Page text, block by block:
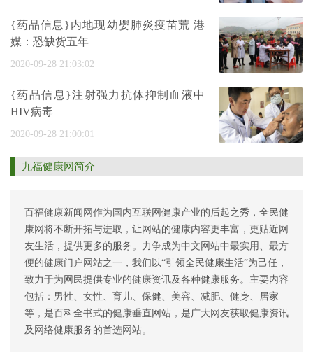
{药品信息}内地现幼婴肺炎疫苗荒 港
媒：恐缺货五年
2020-09-28 21:03:02
{药品信息}注射强力抗体抑制血液中
HIV病毒
2020-09-28 21:00:01
九福健康网简介
百福健康新闻网作为国内互联网健康产业的后起之秀，全民健
康网将不断开拓与进取，让网站的健康内容更丰富，更贴近网
友生活，提供更多的服务。力争成为中文网站中最实用、最方
便的健康门户网站之一，我们以“引领全民健康生活”为己任，
致力于为网民提供专业的健康资讯及各种健康服务。主要内容
包括：男性、女性、育儿、保健、美容、减肥、健身、居家
等，是百科全书式的健康垂直网站，是广大网友获取健康资讯
及网络健康服务的首选网站。